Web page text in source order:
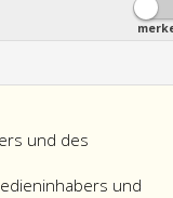
und des
und